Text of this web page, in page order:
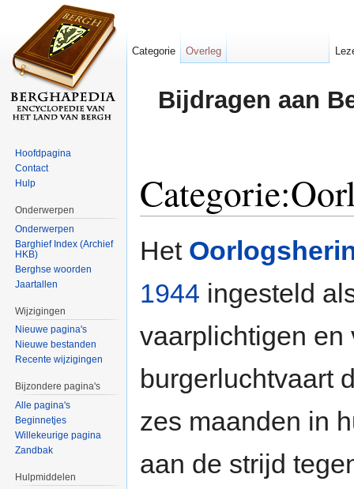
Bijdragen aan
Het
1944 ingesteld
vaarplichtigen en
burgerluchtvaart
zes maanden in
aan de strijd
Categorie Overleg
Hoofdpagina
Contact
Hulp
Onderwerpen
Onderwerpen
Barghief Index (Archief
HKB)
Berghse woorden
Jaartallen
Wijzigingen
Nieuwe pagina's
Nieuwe bestanden
Recente wijzigingen
Bijzondere pagina's
Alle pagina's
Beginnetjes
Willekeurige pagina
Zandbak
Hulpmiddelen